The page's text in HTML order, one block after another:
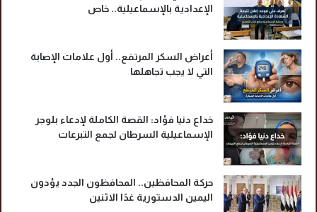
ا
ر
ر
ع
ا
ي
ة
ل
م
د
ة
غ
ي
ر
الإعدادية بالإسماعيلية.. خاص
أعراض السكر المرتفع.. أول علامات الإصابة
التي لا يجب تجاهلها
خداع دنيا فؤاد: القصة الكاملة لإدعاء بلوجر
الإسماعيلية السرطان لجمع التبرعات
حركة المحافظين.. المحافظون الجدد يؤدون
اليمين الدستورية غدًا الاثنين